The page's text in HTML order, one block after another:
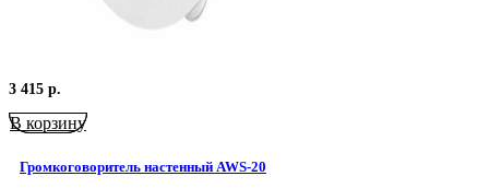
3 415 р.
В корзину
Громкоговоритель настенный AWS-20